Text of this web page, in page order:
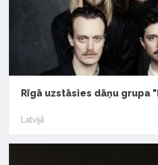
Rīgā uzstāsies dāņu grupa
Latvijā